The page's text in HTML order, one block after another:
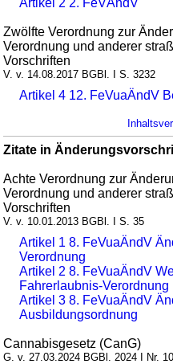
Zwölfte Verordnung zur
Verordnung und anderer
Vorschriften
V. v. 14.08.2017 BGBl. I S. 3232
Artikel 4 12. FeVuaÄndV
Zitate in
Achte Verordnung zur
Verordnung und anderer
Vorschriften
V. v. 10.01.2013 BGBl. I S. 35
Artikel 1 8. FeVuaÄndV
Verordnung
Artikel 2 8. FeVuaÄndV
Fahrerlaubnis-Verordnung
Artikel 3 8. FeVuaÄndV
Ausbildungsordnung
Cannabisgesetz (CanG)
G. v. 27.03.2024 BGBl. 2024 I Nr.